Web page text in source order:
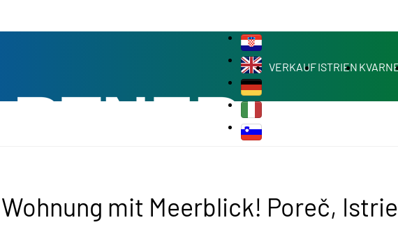
VERKAUFISTRIEN
mit Meerblick! Poreč,